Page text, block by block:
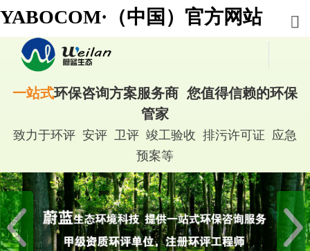
YABOCOM·（中国）官方网站
一站式环保咨询方案服务商 您值得信赖的环保
管家
致力于环评 安评 卫评 竣工验收 排污许可证 应急
预案等